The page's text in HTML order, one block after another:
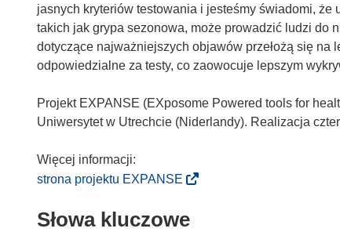
jasnych kryteriów testowania i jesteśmy świadomi,
takich jak grypa sezonowa, może prowadzić ludzi do
dotyczące najważniejszych objawów przełożą się
odpowiedzialne za testy, co zaowocuje lepszym
Projekt EXPANSE (EXposome Powered tools for
Uniwersytet w Utrechcie (Niderlandy). Realizacja
strona projektu EXPANSE
d
Słowa kluczowe